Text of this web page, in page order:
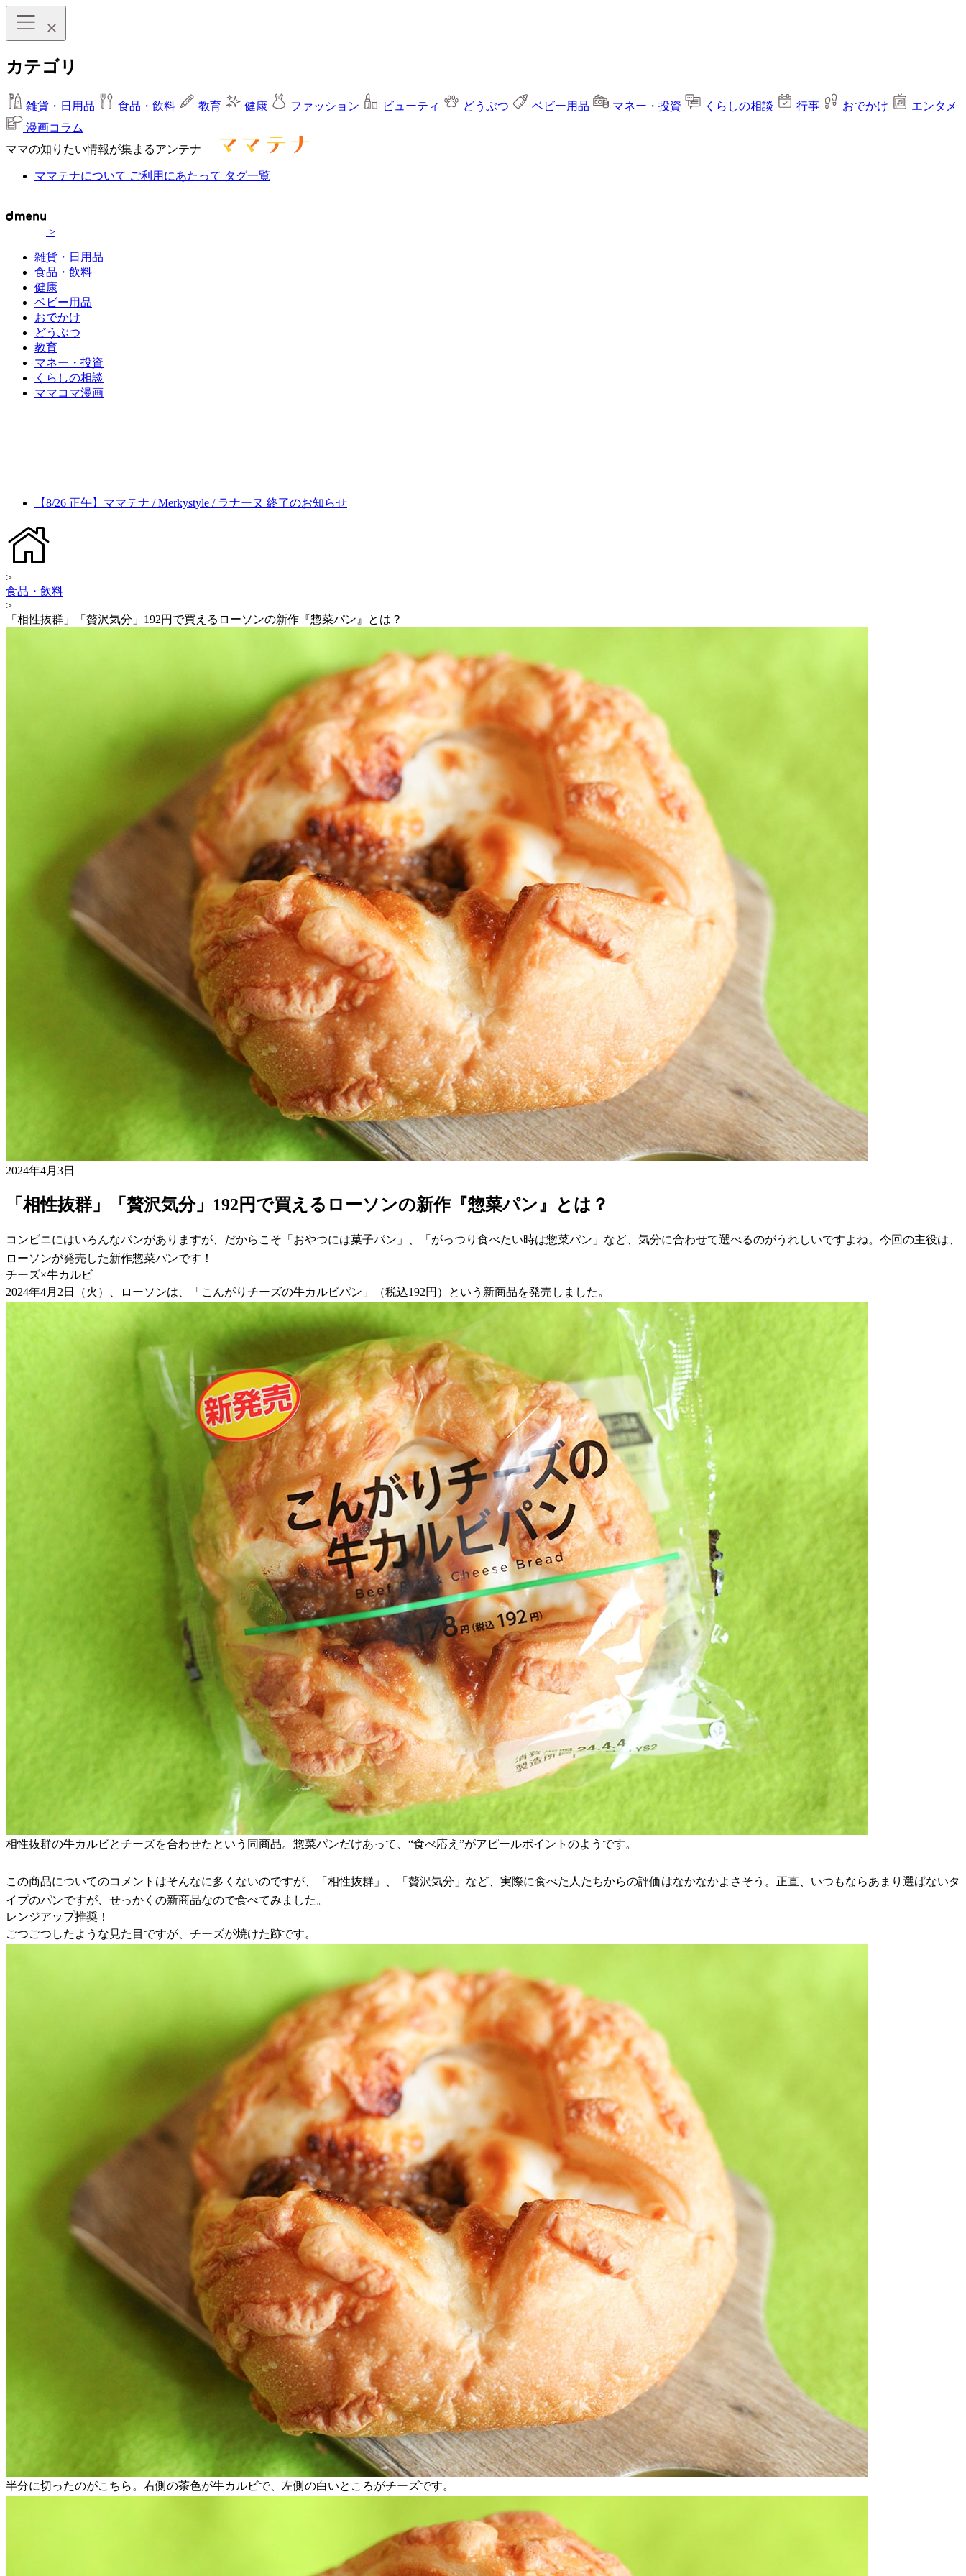
カテゴリ
雑貨・日用品 食品・飲料 教育 健康 ファッション ビューティ どうぶつ ベビー用品 マネー・投資 くらしの相談 行事 おでかけ
エンタメ
漫画コラム
ママの知りたい情報が集まるアンテナ
ママテナについて ご利用にあたって タグ一覧
>
雑貨・日用品
食品・飲料
健康
ベビー用品
おでかけ
どうぶつ
教育
マネー・投資
くらしの相談
ママコマ漫画
【8/26 正午】ママテナ / Merkystyle / ラナーヌ 終了のお知らせ
>
食品・飲料
>
「相性抜群」「贅沢気分」192円で買えるローソンの新作『惣菜パン』とは？
2024年4月3日
「相性抜群」「贅沢気分」192円で買えるローソンの新作『惣菜パン』とは？
コンビニにはいろんなパンがありますが、だからこそ「おやつには菓子パン」、「がっつり食べたい時は惣菜パン」など、気分に合わせて選べるのがうれしいですよね。今回の主役は、
ローソンが発売した新作惣菜パンです！
チーズ×牛カルビ
2024年4月2日（火）、ローソンは、「こんがりチーズの牛カルビパン」（税込192円）という新商品を発売しました。
相性抜群の牛カルビとチーズを合わせたという同商品。惣菜パンだけあって、“食べ応え”がアピールポイントのようです。
この商品についてのコメントはそんなに多くないのですが、「相性抜群」、「贅沢気分」など、実際に食べた人たちからの評価はなかなかよさそう。正直、いつもならあまり選ばないタ
イプのパンですが、せっかくの新商品なので食べてみました。
レンジアップ推奨！
ごつごつしたような見た目ですが、チーズが焼けた跡です。
半分に切ったのがこちら。右側の茶色が牛カルビで、左側の白いところがチーズです。